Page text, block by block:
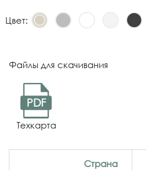
Цвет:
Файлы для скачивания
PDF
Техкарта
Страна